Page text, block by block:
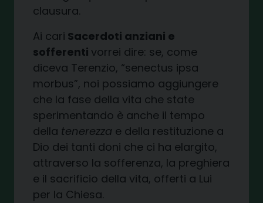
clausura.
Ai cari Sacerdoti anziani e
sofferenti vorrei dire: se, come
diceva Terenzio, “senectus ipsa
morbus”, noi possiamo aggiungere
che la fase della vita che state
sperimentando è anche il tempo
della tenerezza e della restituzione a
Dio dei tanti doni che ci ha elargito,
attraverso la sofferenza, la preghiera
e il sacrificio della vita, offerti a Lui
per la Chiesa.